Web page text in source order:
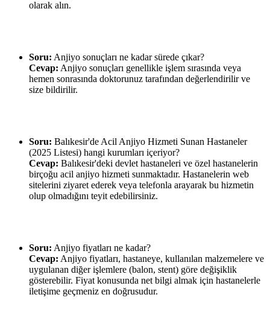
olarak alın.
Soru: Anjiyo sonuçları ne kadar sürede çıkar?
Cevap: Anjiyo sonuçları genellikle işlem sırasında veya
hemen sonrasında doktorunuz tarafından değerlendirilir ve
size bildirilir.
Soru: Balıkesir'de Acil Anjiyo Hizmeti Sunan Hastaneler
(2025 Listesi) hangi kurumları içeriyor?
Cevap: Balıkesir'deki devlet hastaneleri ve özel hastanelerin
birçoğu acil anjiyo hizmeti sunmaktadır. Hastanelerin web
sitelerini ziyaret ederek veya telefonla arayarak bu hizmetin
olup olmadığını teyit edebilirsiniz.
Soru: Anjiyo fiyatları ne kadar?
Cevap: Anjiyo fiyatları, hastaneye, kullanılan malzemelere ve
uygulanan diğer işlemlere (balon, stent) göre değişiklik
gösterebilir. Fiyat konusunda net bilgi almak için hastanelerle
iletişime geçmeniz en doğrusudur.